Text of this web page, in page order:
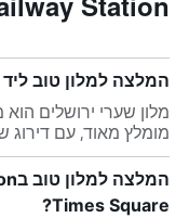
המלצה למלון טוב
מלון שערי ירושלים הוא
מומלץ מאוד, עם דירוג של 7.3 מתוך 1,773 חוות
Times Square?